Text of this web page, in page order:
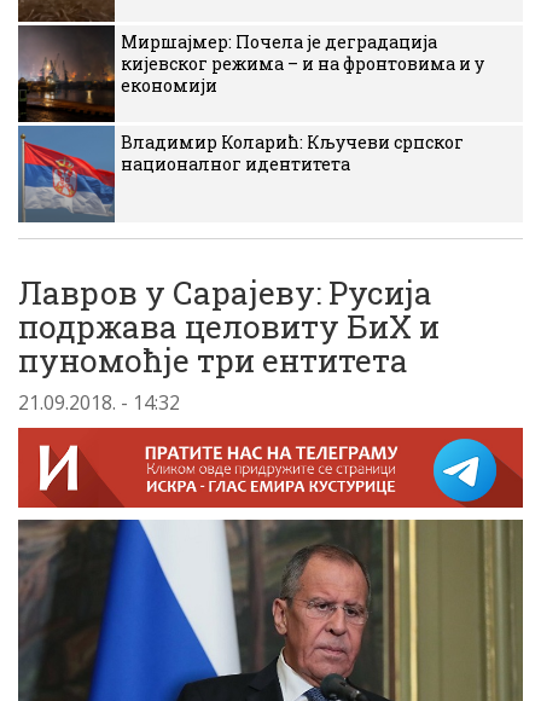
Миршајмер: Почела је деградација
кијевског режима – и на фронтовима и у
економији
Владимир Коларић: Кључеви српског
националног идентитета
Лавров у Сарајеву: Русија
подржава целовиту БиХ и
пуномоћје три ентитета
21.09.2018. - 14:32